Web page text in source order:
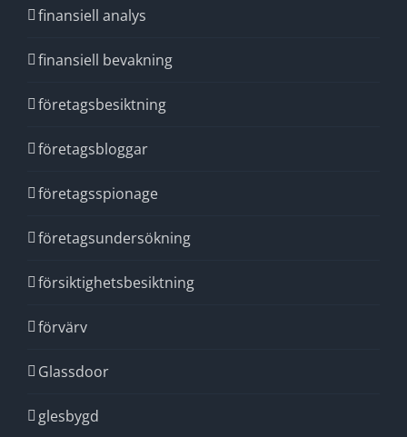
finansiell analys
finansiell bevakning
företagsbesiktning
företagsbloggar
företagsspionage
företagsundersökning
försiktighetsbesiktning
förvärv
Glassdoor
glesbygd